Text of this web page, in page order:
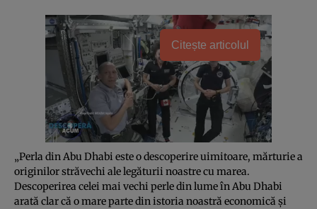
Citește articolul
„Perla din Abu Dhabi este o descoperire uimitoare, mărturie a
originilor străvechi ale legăturii noastre cu marea.
Descoperirea celei mai vechi perle din lume în Abu Dhabi
arată clar că o mare parte din istoria noastră economică şi